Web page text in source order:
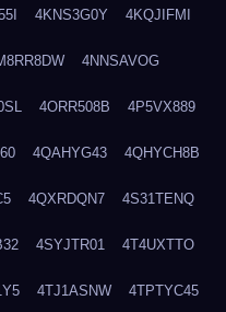
4KNS3G0Y 4KQJIFMI
4NNSAVOG
4ORR508B 4P5VX889
4QAHYG43 4QHYCH8B
4QXRDQN7 4S31TENQ
4SYJTR01 4T4UXTTO
4TJ1ASNW 4TPTYC45